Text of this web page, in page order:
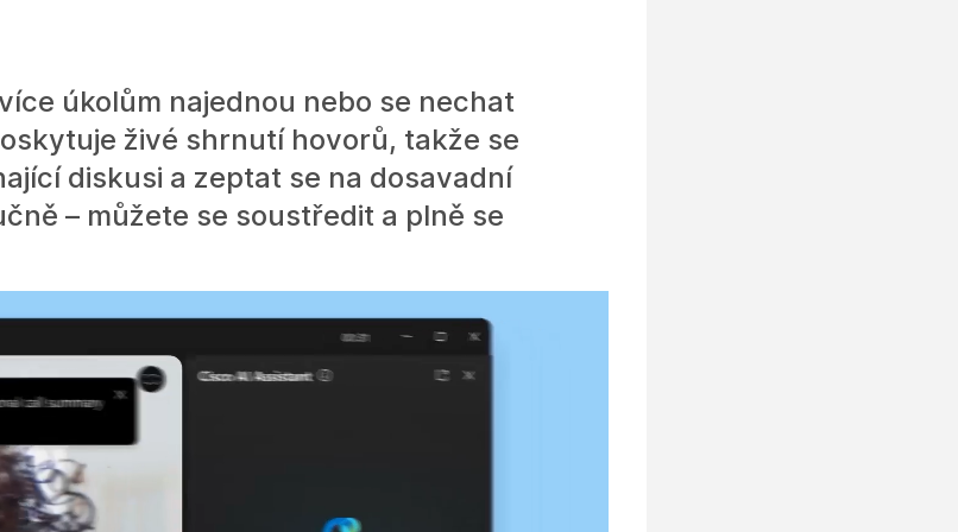
úkolům najednou nebo se nechat
živé shrnutí hovorů, takže se
diskusi a zeptat se na dosavadní
– můžete se soustředit a plně se